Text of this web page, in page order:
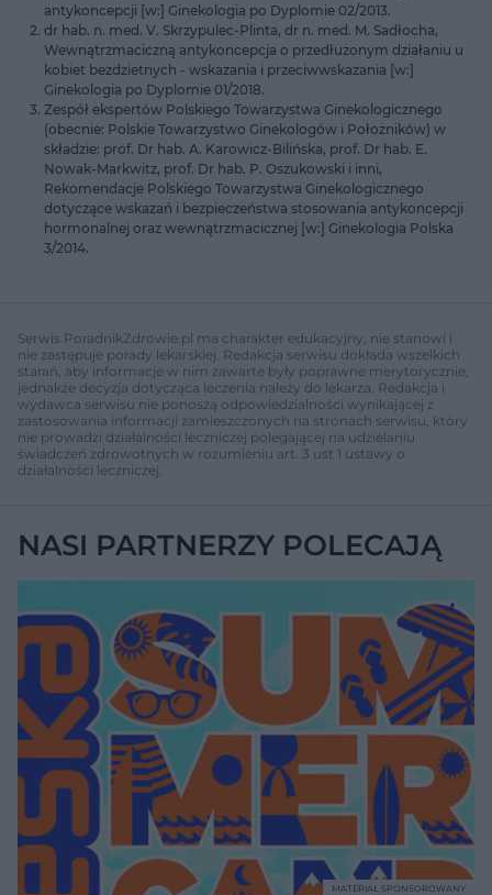
antykoncepcji [w:] Ginekologia po Dyplomie 02/2013.
dr hab. n. med. V. Skrzypulec-Plinta, dr n. med. M. Sadłocha,
Wewnątrzmaciczną antykoncepcja o przedłużonym działaniu u
kobiet bezdzietnych - wskazania i przeciwwskazania [w:]
Ginekologia po Dyplomie 01/2018.
Zespół ekspertów Polskiego Towarzystwa Ginekologicznego
(obecnie: Polskie Towarzystwo Ginekologów i Położników) w
składzie: prof. Dr hab. A. Karowicz-Bilińska, prof. Dr hab. E.
Nowak-Markwitz, prof. Dr hab. P. Oszukowski i inni,
Rekomendacje Polskiego Towarzystwa Ginekologicznego
dotyczące wskazań i bezpieczeństwa stosowania antykoncepcji
hormonalnej oraz wewnątrzmacicznej [w:] Ginekologia Polska
3/2014.
Serwis PoradnikZdrowie.pl ma charakter edukacyjny, nie stanowi i
nie zastępuje porady lekarskiej. Redakcja serwisu dokłada wszelkich
starań, aby informacje w nim zawarte były poprawne merytorycznie,
jednakże decyzja dotycząca leczenia należy do lekarza. Redakcja i
wydawca serwisu nie ponoszą odpowiedzialności wynikającej z
zastosowania informacji zamieszczonych na stronach serwisu, który
nie prowadzi działalności leczniczej polegającej na udzielaniu
świadczeń zdrowotnych w rozumieniu art. 3 ust 1 ustawy o
działalności leczniczej.
NASI PARTNERZY POLECAJĄ
MATERIAŁ SPONSOROWANY